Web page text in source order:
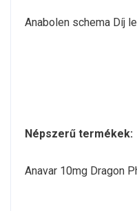
Anabolen schema Díj
Népszerű termékek:
Anavar 10mg Dragon